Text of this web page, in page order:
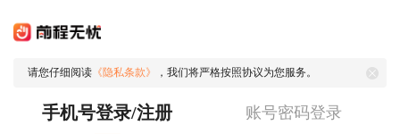
请您仔细阅读 《隐私条款》 ，我们将严格按照协议为您服务。
手机号登录/注册 账号密码登录